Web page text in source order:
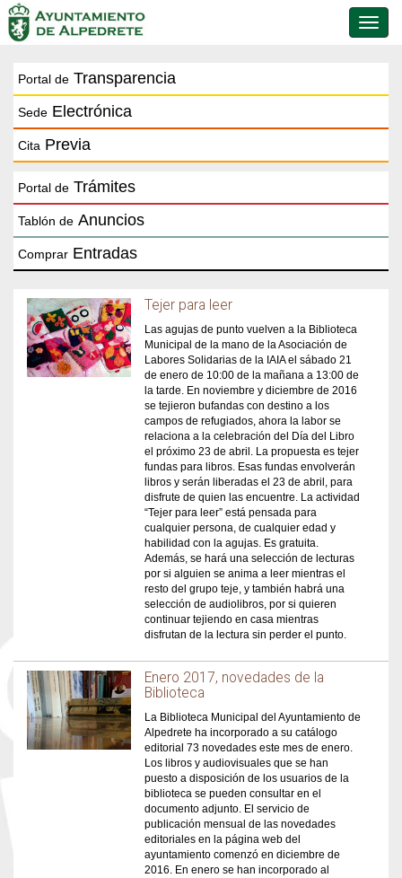
de
Portal de Transparencia
Sede Electrónica
Cita Previa
Portal de Trámites
Tablón de Anuncios
Comprar Entradas
Tejer para leer
Las agujas de punto vuelven a la Biblioteca
Municipal de la mano de la Asociación de
Labores Solidarias de la IAIA el sábado 21
de enero de 10:00 de la mañana a 13:00 de
la tarde. En noviembre y diciembre de 2016
se tejieron bufandas con destino a los
campos de refugiados, ahora la labor se
relaciona a la celebración del Día del Libro
el próximo 23 de abril. La propuesta es tejer
fundas para libros. Esas fundas envolverán
libros y serán liberadas el 23 de abril, para
disfrute de quien las encuentre. La actividad
“Tejer para leer” está pensada para
cualquier persona, de cualquier edad y
habilidad con la agujas. Es gratuita.
Además, se hará una selección de lecturas
por si alguien se anima a leer mientras el
resto del grupo teje, y también habrá una
selección de audiolibros, por si quieren
continuar tejiendo en casa mientras
disfrutan de la lectura sin perder el punto.
Enero 2017, novedades de la
Biblioteca
La Biblioteca Municipal del Ayuntamiento de
Alpedrete ha incorporado a su catálogo
editorial 73 novedades este mes de enero.
Los libros y audiovisuales que se han
puesto a disposición de los usuarios de la
biblioteca se pueden consultar en el
documento adjunto. El servicio de
publicación mensual de las novedades
editoriales en la página web del
ayuntamiento comenzó en diciembre de
2016. En enero se han incorporado al